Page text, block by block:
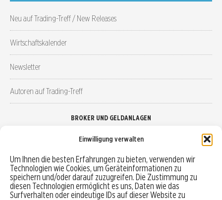
Einwilligung verwalten
Um Ihnen die besten Erfahrungen zu bieten, verwenden wir
Technologien wie Cookies, um Geräteinformationen zu
speichern und/oder darauf zuzugreifen. Die Zustimmung zu
diesen Technologien ermöglicht es uns, Daten wie das
Surfverhalten oder eindeutige IDs auf dieser Website zu
Neu auf Trading-Treff / New Releases
Wirtschaftskalender
Newsletter
Autoren auf Trading-Treff
BROKER UND GELDANLAGEN
Robo-Advisor vergleichen
Depotvergleich